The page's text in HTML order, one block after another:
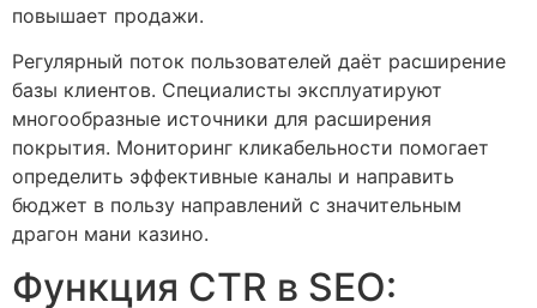
повышает продажи.
Регулярный поток пользователей даёт расширение
базы клиентов. Специалисты эксплуатируют
многообразные источники для расширения
покрытия. Мониторинг кликабельности помогает
определить эффективные каналы и направить
бюджет в пользу направлений с значительным
драгон мани казино.
Функция CTR в SEO: